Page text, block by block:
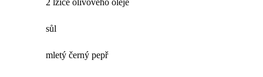
sůl
mletý černý pepř